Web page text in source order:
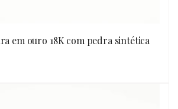
em ouro 18K com pedra sintética